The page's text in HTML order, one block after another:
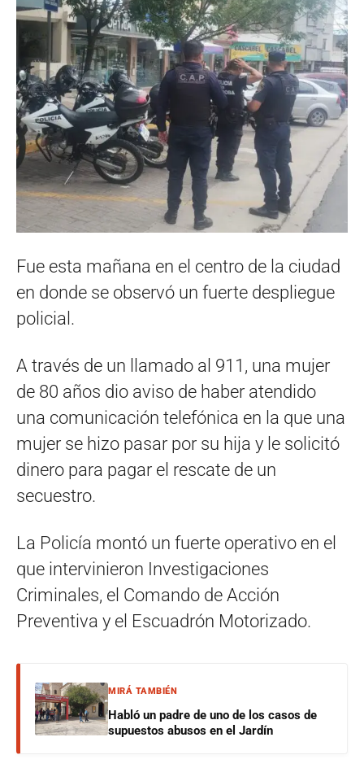
Fue esta mañana en el centro de la ciudad
en donde se observó un fuerte despliegue
policial.
A través de un llamado al 911, una mujer
de 80 años dio aviso de haber atendido
una comunicación telefónica en la que una
mujer se hizo pasar por su hija y le solicitó
dinero para pagar el rescate de un
secuestro.
La Policía montó un fuerte operativo en el
que intervinieron Investigaciones
Criminales, el Comando de Acción
Preventiva y el Escuadrón Motorizado.
MIRÁ TAMBIÉN
Habló un padre de uno de los casos de
supuestos abusos en el Jardín